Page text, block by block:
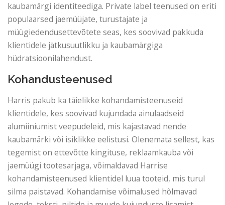
kaubamärgi identiteediga. Private label teenused on eriti
populaarsed jaemüüjate, turustajate ja
müügiedendusettevõtete seas, kes soovivad pakkuda
klientidele jätkusuutlikku ja kaubamärgiga
hüdratsioonilahendust.
Kohandusteenused
Harris pakub ka täielikke kohandamisteenuseid
klientidele, kes soovivad kujundada ainulaadseid
alumiiniumist veepudeleid, mis kajastavad nende
kaubamärki või isiklikke eelistusi. Olenemata sellest, kas
tegemist on ettevõtte kingituse, reklaamkauba või
jaemüügi tootesarjaga, võimaldavad Harrise
kohandamisteenused klientidel luua tooteid, mis turul
silma paistavad. Kohandamise võimalused hõlmavad